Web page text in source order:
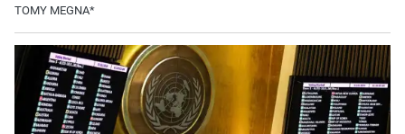
TOMY MEGNA*